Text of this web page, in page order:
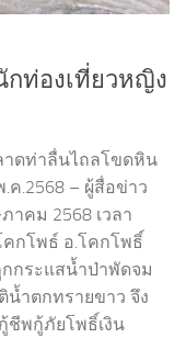
ท่องเที่ยวหญิง
าดท่าลื่นไถลโขดหิน
ค.2568 – ผู้สื่อข่าว
าคม 2568 เวลา
คกโพธ์ อ.โคกโพธิ์
กระแสน้ำป่าพัดจม
ำตกทรายขาว จึง
ชีพกู้ภัยโพธิ์เงิน